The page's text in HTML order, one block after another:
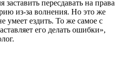
заставить пересдавать на права
из-за волнения. Но это же
умеет ездить. То же самое с
его делать ошибки»,